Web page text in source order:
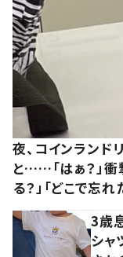
夜、コインランド
と……「はぁ？」衝
る？」「どこで忘れ
3歳
シャ